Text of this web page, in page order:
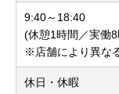
9:40～18:40
(休憩1時間／実働
※店舗により異な
休日・休暇